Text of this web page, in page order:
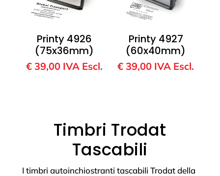
Printy 4926
(75x36mm)
€39,00 IVA Escl.
Printy 4927
(60x40mm)
€ 39,00 IVA Escl.
Timbri Trodat
Tascabili
I timbri autoinchiostranti tascabili Trodat della